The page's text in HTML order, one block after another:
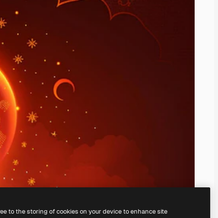
gerador de imagens com IA.
to the storing of cookies on your device to enhance site